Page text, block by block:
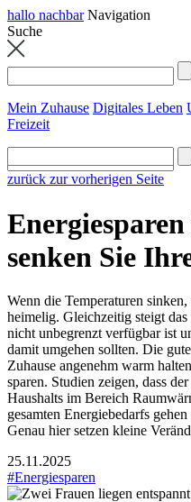
hallo nachbar Navigation
Suche
Mein Zuhause Digitales Leben
Freizeit
zurück zur vorherigen Seite
senken Sie
Wenn die Temperaturen
heimelig. Gleichzeitig steigt
nicht unbegrenzt verfügbar ist
damit umgehen sollten. Die
Zuhause angenehm warm
sparen. Studien zeigen, dass
Haushalts im Bereich
gesamten Energiebedarfs
Genau hier setzen kleine
25.11.2025
#Energiesparen